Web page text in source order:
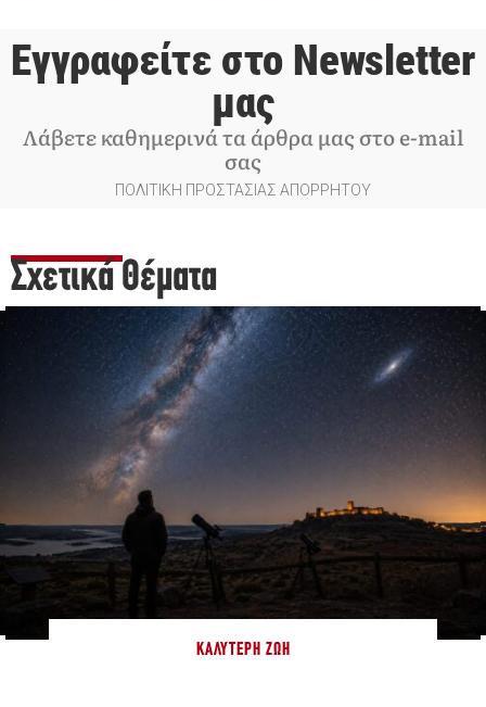
Εγγραφείτε στο Newsletter
μας
Λάβετε καθημερινά τα άρθρα μας στο e-mail
σας
ΠΟΛΙΤΙΚΗ ΠΡΟΣΤΑΣΙΑΣ ΑΠΟΡΡΗΤΟΥ
Σχετικά Θέματα
ΚΑΛΎΤΕΡΗ ΖΩΉ